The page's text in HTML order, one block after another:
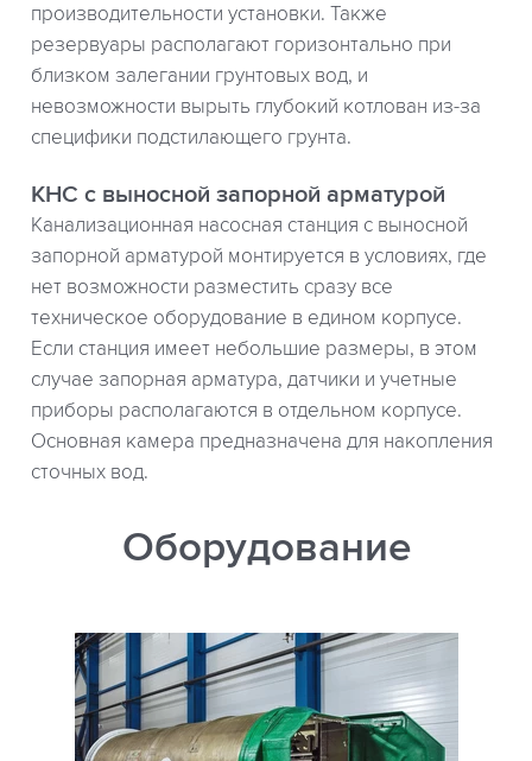
производительности установки. Также
резервуары располагают горизонтально при
близком залегании грунтовых вод, и
невозможности вырыть глубокий котлован из-за
специфики подстилающего грунта.
КНС с выносной запорной арматурой
Канализационная насосная станция с выносной
запорной арматурой монтируется в условиях, где
нет возможности разместить сразу все
техническое оборудование в едином корпусе.
Если станция имеет небольшие размеры, в этом
случае запорная арматура, датчики и учетные
приборы располагаются в отдельном корпусе.
Основная камера предназначена для накопления
сточных вод.
Оборудование